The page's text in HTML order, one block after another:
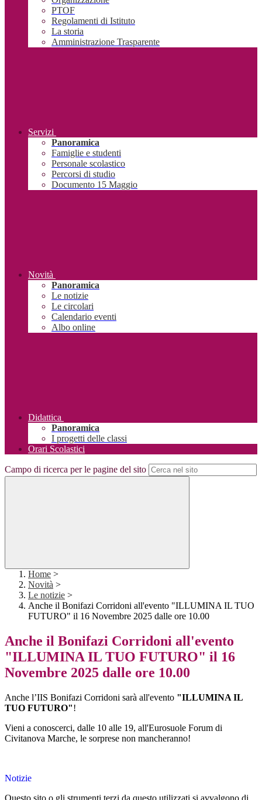
PTOF
Regolamenti di Istituto
La storia
Amministrazione Trasparente
Servizi
Panoramica
Famiglie e studenti
Personale scolastico
Percorsi di studio
Documento 15 Maggio
Novità
Panoramica
Le notizie
Le circolari
Calendario eventi
Albo online
Didattica
Panoramica
I progetti delle classi
Orari Scolastici
Campo di ricerca per le pagine del sito
Home >
Novità >
Le notizie >
Anche il Bonifazi Corridoni all'evento "ILLUMINA IL TUO
FUTURO" il 16 Novembre 2025 dalle ore 10.00
Anche il Bonifazi Corridoni all'evento
"ILLUMINA IL TUO FUTURO" il 16
Novembre 2025 dalle ore 10.00
Anche l’IIS Bonifazi Corridoni sarà all'evento "ILLUMINA IL
TUO FUTURO"!
Vieni a conoscerci, dalle 10 alle 19, all'Eurosuole Forum di
Civitanova Marche, le sorprese non mancheranno!
Notizie